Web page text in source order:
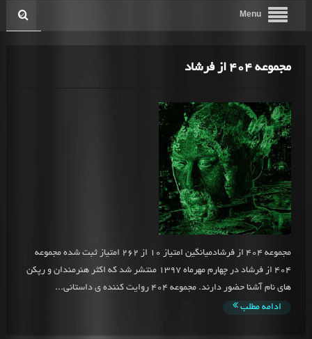
Menu
مجموعه 404 از فرشاد
مجموعه 404 از فرشادمیانگین امتیاز 10 از 262 امتیاز ثبت شده مجموعه
404 از فرشاد در چهارم مهرماه 1397 منتشر شد که اکثر هنرمندان و رپکن
های نام آشنا حضور دارند. مجموعه 404 روایت کننده ی داستانی...
ادامه مطلب